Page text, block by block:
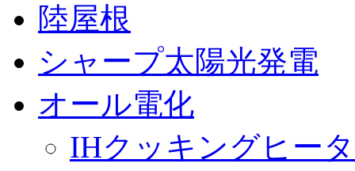
陸屋根
シャープ太陽光発電
オール電化
IHクッキングヒー